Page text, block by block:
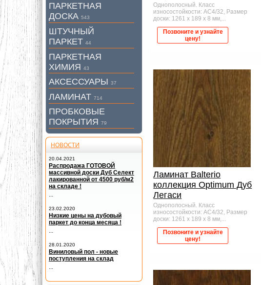
Однополосный. Класс
износостойкости: AC4/32, Размер
доски: 1261 x 189 x 8 мм,...
Позвоните и узнайте
цену!
Ламинат Balterio
коллекция Optimum Дуб
Легаси
Однополосный. Класс
износостойкости: AC4/32, Размер
доски: 1261 x 189 x 8 мм,...
Позвоните и узнайте
цену!
ПАРКЕТНАЯ
ДОСКА 543
ШТУЧНЫЙ
ПАРКЕТ 44
ПАРКЕТНАЯ
ХИМИЯ 43
АКСЕССУАРЫ 37
ЛАМИНАТ 714
ПРОБКОВЫЕ
ПОКРЫТИЯ 79
НОВОСТИ
20.04.2021
Распродажа ГОТОВОЙ
массивной доски Дуб Селект
лакированной от 4500 руб/м2
на складе !
23.02.2020
Низкие цены на дубовый
паркет до конца месяца !
28.01.2020
Виниловый пол - новые
поступления на склад
...